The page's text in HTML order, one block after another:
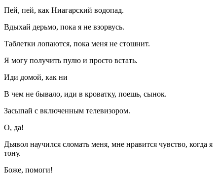
Пей, пей, как Ниагарский водопад.
Вдыхай дерьмо, пока я не взорвусь.
Таблетки лопаются, пока меня не стошнит.
Я могу получить пулю и просто встать.
Иди домой, как ни
В чем не бывало, иди в кроватку, поешь, сынок.
Засыпай с включенным телевизором.
О, да!
Дьявол научился сломать меня, мне нравится чувство, когда я
тону.
Боже, помоги!